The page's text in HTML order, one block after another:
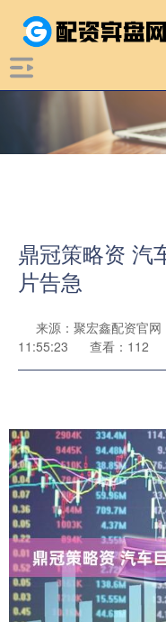
鼎冠策略资 汽
片告急
来源：聚宏鑫配资官网
11:55:23
查看：112